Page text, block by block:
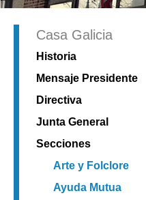
Casa Galicia
Historia
Mensaje Presidente
Directiva
Junta General
Secciones
Arte y Folclore
Ayuda Mutua